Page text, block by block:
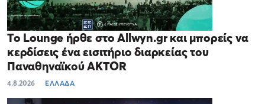
Το Lounge ήρθε στο Allwyn.gr και μπορείς να
κερδίσεις ένα εισιτήριο διαρκείας του
Παναθηναϊκού AKTOR
4.8.2026 ΕΛΛΑΔΑ